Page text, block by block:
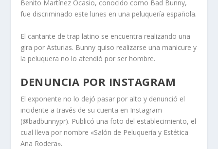
Benito Martínez Ocasio, conocido como Bad Bunny,
fue discriminado este lunes en una peluquería española.
El cantante de trap latino se encuentra realizando una
gira por Asturias. Bunny quiso realizarse una manicure y
la peluquera no lo atendió por ser hombre.
DENUNCIA POR INSTAGRAM
El exponente no lo dejó pasar por alto y denunció el
incidente a través de su cuenta en Instagram
(@badbunnypr). Publicó una foto del establecimiento, el
cual lleva por nombre «Salón de Peluquería y Estética
Ana Rodera».